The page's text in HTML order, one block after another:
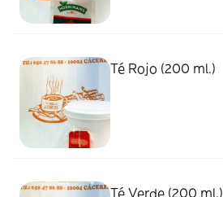
Té Rojo (200 ml.)
Té Verde (200 ml.)